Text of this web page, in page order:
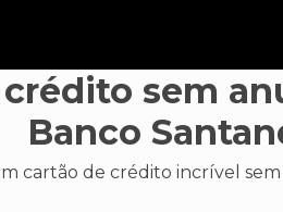
sem
Banco
cartão de crédito incrível